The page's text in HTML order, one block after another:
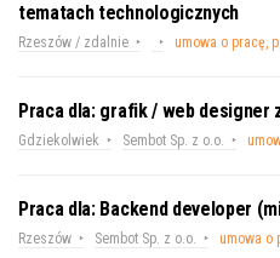
tematach technologicznych
Rzeszów / zdalnie umowa o pracę,
Praca dla: grafik / web designer
Gdziekolwiek Sembot Sp. z o.o.
Praca dla: Backend developer
Rzeszów Sembot Sp. z o.o. umowa o